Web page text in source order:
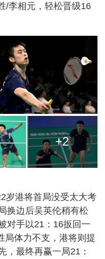
/李相元，轻松晋级16
+2
岁港将首局没受太大考
换边后吴英伦稍有松
对手以21：16扳回一
局体力不支，港将则提
，最终再赢一局21：